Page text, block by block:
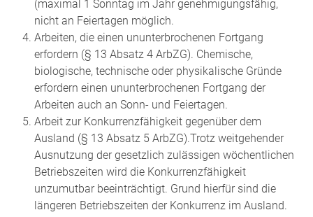
(maximal 1 Sonntag im Jahr genehmigungsfähig,
nicht an Feiertagen möglich.
Arbeiten, die einen ununterbrochenen Fortgang
erfordern (§ 13 Absatz 4 ArbZG). Chemische,
biologische, technische oder physikalische Gründe
erfordern einen ununterbrochenen Fortgang der
Arbeiten auch an Sonn- und Feiertagen.
Arbeit zur Konkurrenzfähigkeit gegenüber dem
Ausland (§ 13 Absatz 5 ArbZG).Trotz weitgehender
Ausnutzung der gesetzlich zulässigen wöchentlichen
Betriebszeiten wird die Konkurrenzfähigkeit
unzumutbar beeinträchtigt. Grund hierfür sind die
längeren Betriebszeiten der Konkurrenz im Ausland.